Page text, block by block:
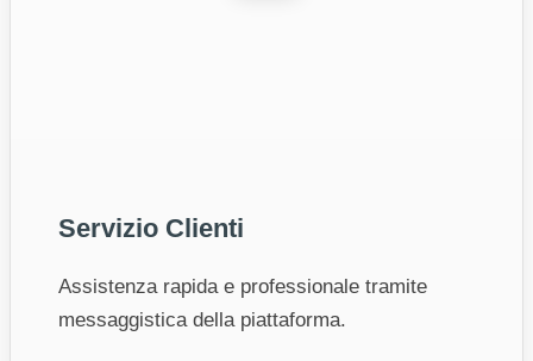
Servizio Clienti
Assistenza rapida e professionale tramite
messaggistica della piattaforma.